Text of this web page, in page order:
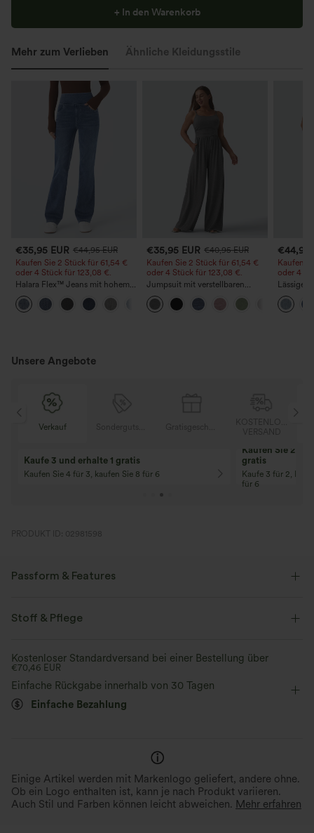
+ In den Warenkorb
Mehr zum Verlieben Ähnliche Kleidungsstile
€35,95 EUR €44,95 EUR
Kaufen Sie 2 Stück für 61,54 €
oder 4 Stück für 123,08 €.
Halara Flex™ Jeans mit hohem
Bund und Taschen,
gewaschener, lässiger Bootcut
€35,95 EUR €40,95 EUR
Kaufen Sie 2 Stück für 61,54 €
oder 4 Stück für 123,08 €.
Jumpsuit mit verstellbaren
Trägern, gerafftem Detail,
weitem Bein und meliertem
Stoff, lässig, mit Taschen - Easy
€44,95
Kaufen
oder 4
Lässige
Taschen
Unsere Angebote
Verkauf
Kaufe 3 und erhalte 1 gratis
Kaufen Sie 4 für 3, kaufen Sie 8 für 6
Kaufen Sie 2
gratis
Kaufe 3 für 2,
für 6
PRODUKT ID: 02981598
Passform & Features
Zwei-Wege-Stretch
Stoff & Pflege
Kostenloser Standardversand bei einer Bestellung über
€70,46 EUR
Einfache Rückgabe innerhalb von 30 Tagen
Einfache Bezahlung
Einige Artikel werden mit Markenlogo geliefert, andere ohne.
Ob ein Logo enthalten ist, kann je nach Produkt variieren.
Auch Stil und Farben können leicht abweichen. Mehr erfahren